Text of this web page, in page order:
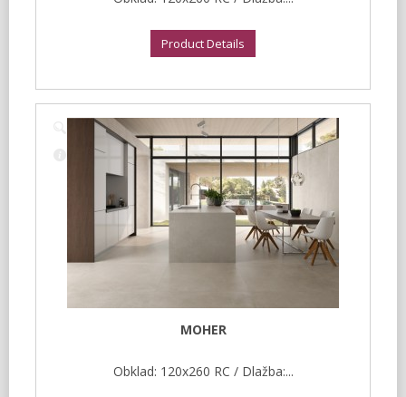
Product Details
MOHER
Obklad: 120x260 RC / Dlažba:...